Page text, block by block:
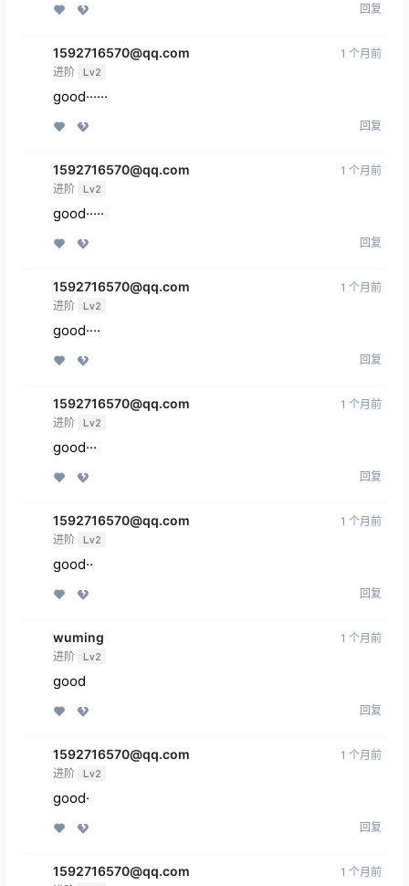
回复
1592716570@qq.com
进阶 Lv2
1 个月前
good······
回复
1592716570@qq.com
进阶 Lv2
1 个月前
good·····
回复
1592716570@qq.com
进阶 Lv2
1 个月前
good····
回复
1592716570@qq.com
进阶 Lv2
1 个月前
good···
回复
1592716570@qq.com
进阶 Lv2
1 个月前
good··
回复
wuming
进阶 Lv2
1 个月前
good
回复
1592716570@qq.com
进阶 Lv2
1 个月前
good·
回复
1592716570@qq.com 1 个月前